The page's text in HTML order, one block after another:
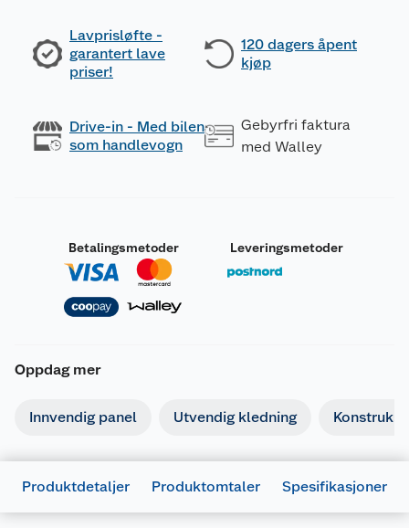
Lavprisløfte -
garantert lave
priser!
120 dagers åpent
kjøp
Drive-in - Med bilen
som handlevogn
Gebyrfri faktura
med Walley
Betalingsmetoder Leveringsmetoder
Oppdag mer
Innvendig panel Utvendig kledning
Produktdetaljer Produktomtaler Spesifikasjoner